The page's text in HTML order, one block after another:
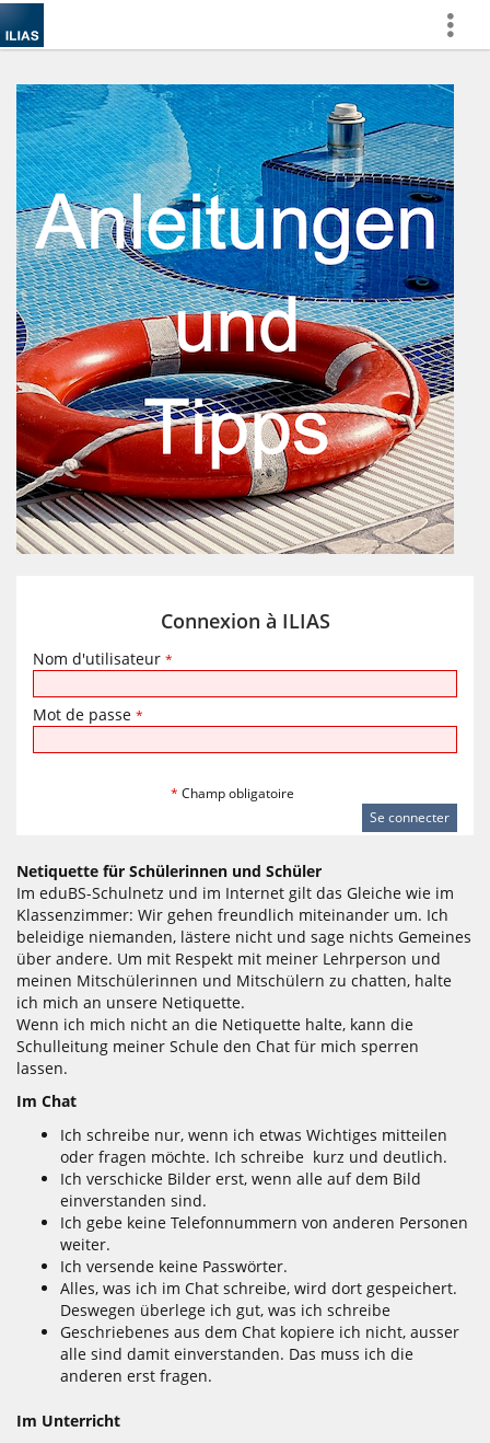
Connexion à ILIAS
Nom d'utilisateur *
Mot de passe *
* Champ obligatoire
Netiquette für Schülerinnen und Schüler
Im eduBS-Schulnetz und im Internet gilt das Gleiche wie im
Klassenzimmer: Wir gehen freundlich miteinander um. Ich
beleidige niemanden, lästere nicht und sage nichts Gemeines
über andere. Um mit Respekt mit meiner Lehrperson und
meinen Mitschülerinnen und Mitschülern zu chatten, halte
ich mich an unsere Netiquette.
Wenn ich mich nicht an die Netiquette halte, kann die
Schulleitung meiner Schule den Chat für mich sperren
lassen.
Im Chat
Ich schreibe nur, wenn ich etwas Wichtiges mitteilen
oder fragen möchte. Ich schreibe kurz und deutlich.
Ich verschicke Bilder erst, wenn alle auf dem Bild
einverstanden sind.
Ich gebe keine Telefonnummern von anderen Personen
weiter.
Ich versende keine Passwörter.
Alles, was ich im Chat schreibe, wird dort gespeichert.
Deswegen überlege ich gut, was ich schreibe
Geschriebenes aus dem Chat kopiere ich nicht, ausser
alle sind damit einverstanden. Das muss ich die
anderen erst fragen.
Im Unterricht